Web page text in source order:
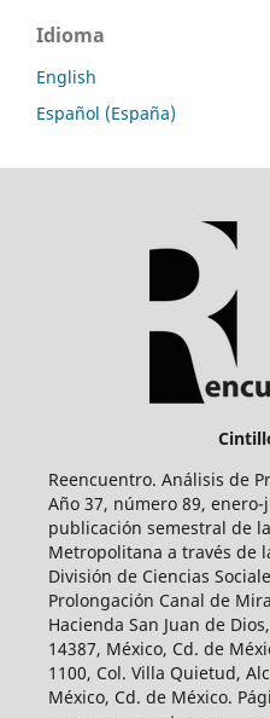
Idioma
English
Español (España)
Reencuentro. Análisis de
Año 37, número 89,
publicación semestral de
Metropolitana a través de
División de Ciencias
Prolongación Canal de
Hacienda San Juan de
14387, México, Cd. de
1100, Col. Villa Quietud,
México, Cd. de México.